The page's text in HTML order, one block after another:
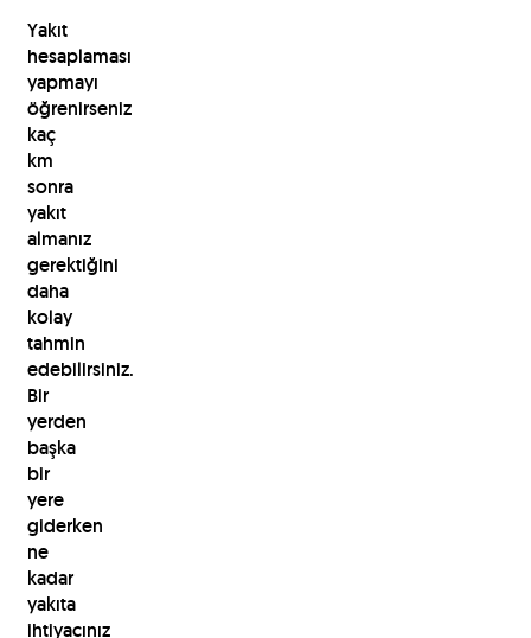
Yakıt
hesaplaması
yapmayı
öğrenirseniz
kaç
km
sonra
yakıt
almanız
gerektiğini
daha
kolay
tahmin
edebilirsiniz.
Bir
yerden
başka
bir
yere
giderken
ne
kadar
yakıta
ihtiyacınız